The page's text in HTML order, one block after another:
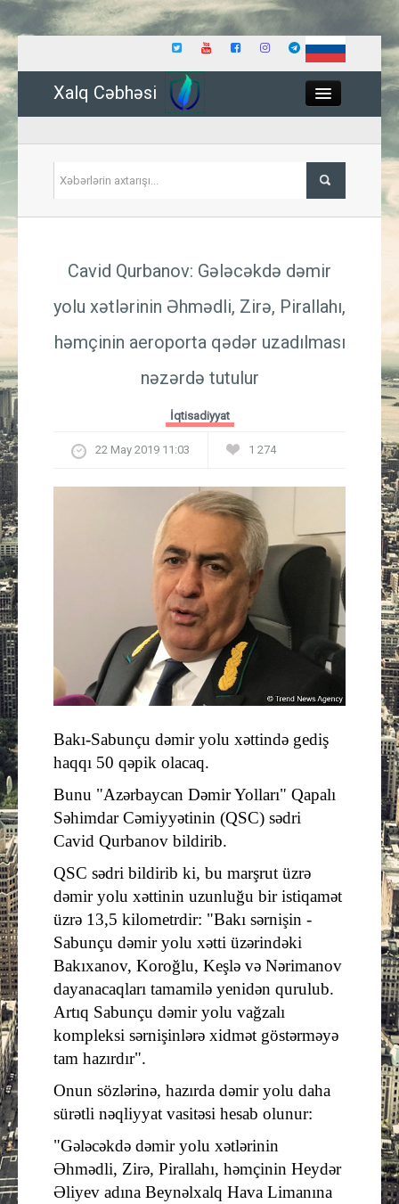
Xalq Cəbhəsi
İqtisadiyyat
Hadisə
Müsahibə
İdman
Layihə
Gündəm
Cəmiyyət
Peşə etikası
Əlaqə
Cavid Qurbanov: Gələcəkdə dəmir
yolu xətlərinin Əhmədli, Zirə, Pirallahı,
həmçinin aeroporta qədər uzadılması
nəzərdə tutulur
İqtisadiyyat
22 May 2019 11:03 1 274
Bakı-Sabunçu dəmir yolu xəttində gediş
haqqı 50 qəpik olacaq.
Bunu "Azərbaycan Dəmir Yolları" Qapalı
Səhimdar Cəmiyyətinin (QSC) sədri
Cavid Qurbanov bildirib.
QSC sədri bildirib ki, bu marşrut üzrə
dəmir yolu xəttinin uzunluğu bir istiqamət
üzrə 13,5 kilometrdir: "Bakı sərnişin -
Sabunçu dəmir yolu xətti üzərindəki
Bakıxanov, Koroğlu, Keşlə və Nərimanov
dayanacaqları tamamilə yenidən qurulub.
Artıq Sabunçu dəmir yolu vağzalı
kompleksi sərnişinlərə xidmət göstərməyə
tam hazırdır".
Onun sözlərinə, hazırda dəmir yolu daha
sürətli nəqliyyat vasitəsi hesab olunur:
"Gələcəkdə dəmir yolu xətlərinin
Əhmədli, Zirə, Pirallahı, həmçinin Heydər
Əliyev adına Beynəlxalq Hava Limanına